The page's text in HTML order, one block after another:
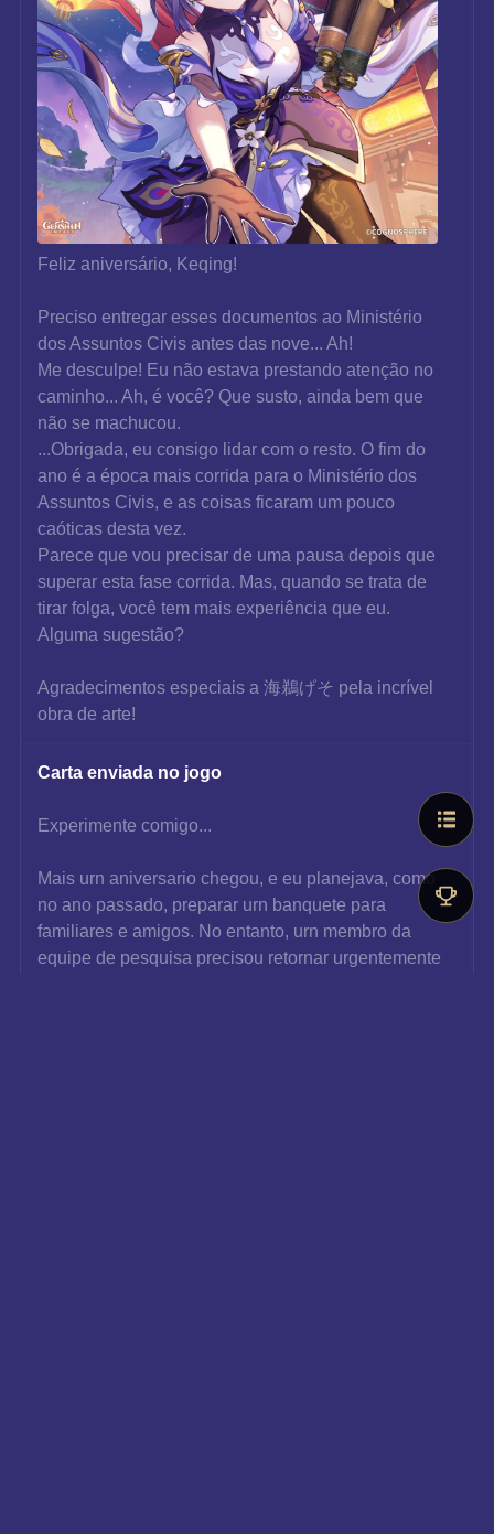
Feliz aniversário, Keqing!
Preciso entregar esses documentos ao Ministério
dos Assuntos Civis antes das nove... Ah!
Me desculpe! Eu não estava prestando atenção no
caminho... Ah, é você? Que susto, ainda bem que
não se machucou.
...Obrigada, eu consigo lidar com o resto. O fim do
ano é a época mais corrida para o Ministério dos
Assuntos Civis, e as coisas ficaram um pouco
caóticas desta vez.
Parece que vou precisar de uma pausa depois que
superar esta fase corrida. Mas, quando se trata de
tirar folga, você tem mais experiência que eu.
Alguma sugestão?
Agradecimentos especiais a 海鵜げそ pela incrível
obra de arte!
Carta enviada no jogo
Experimente comigo...
Mais urn aniversario chegou, e eu planejava, como
no ano passado, preparar urn banquete para
familiares e amigos. No entanto, urn membro da
equipe de pesquisa precisou retornar urgentemente